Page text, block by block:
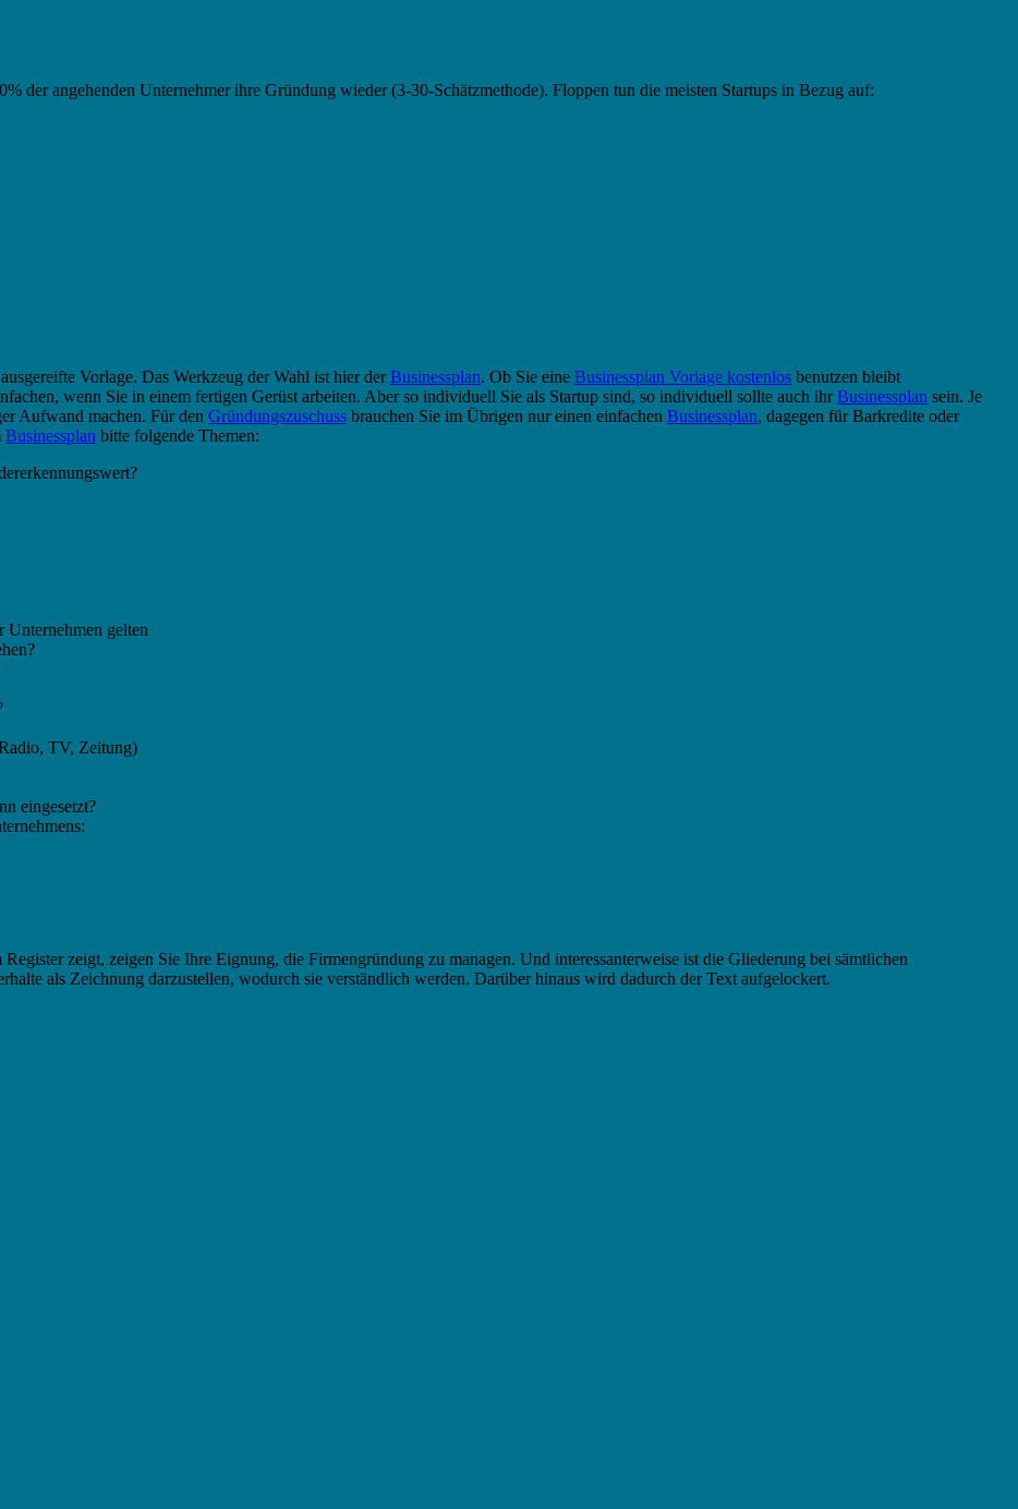
der angehenden Unternehmer ihre Gründung wieder (3-30-Schätzmethode). Floppen tun die meisten Startups in Bezug auf:
Vorlage. Das Werkzeug der Wahl ist hier derBusinessplan. Ob Sie eine Businessplan Vorlage kostenlos benutzen bleibt
wenn Sie in einem fertigen Gerüst arbeiten. Aber so individuell Sie als Startup sind, so individuell sollte auch ihrBusinessplan sein. Je
Aufwand machen. Für den Gründungszuschuss brauchen Sie im Übrigen nur einen einfachen Businessplan, dagegen für Barkredite oder
Businessplan bitte folgende Themen:
gelten
TV, Zeitung)
eingesetzt?
zeigt, zeigen Sie Ihre Eignung, die Firmengründung zu managen. Und interessanterweise ist die Gliederung bei sämtlichen
als Zeichnung darzustellen, wodurch sie verständlich werden. Darüber hinaus wird dadurch der Text aufgelockert.